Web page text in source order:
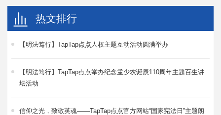
热文排行
【明法笃行】TapTap点点人权主题互动活动圆满举办
【明法笃行】TapTap点点举办纪念孟少农诞辰110周年主题百生讲
坛活动
信仰之光，致敬英魂——TapTap点点官方网站“国家宪法日”主题朗